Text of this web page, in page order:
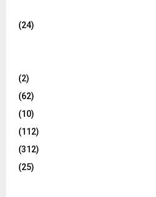
(24)
(2)
(62)
(10)
(112)
(312)
(25)